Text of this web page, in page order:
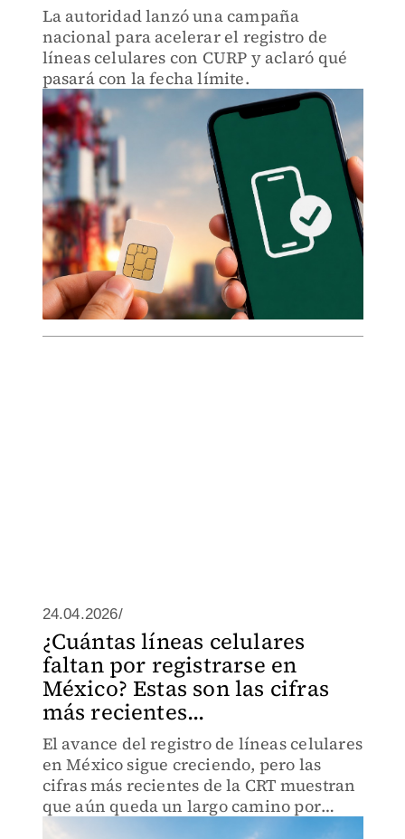
La autoridad lanzó una campaña
nacional para acelerar el registro de
líneas celulares con CURP y aclaró qué
pasará con la fecha límite.
24.04.2026/
¿Cuántas líneas celulares
faltan por registrarse en
México? Estas son las cifras
más recientes...
El avance del registro de líneas celulares
en México sigue creciendo, pero las
cifras más recientes de la CRT muestran
que aún queda un largo camino por
recorrer antes de la fecha límite.